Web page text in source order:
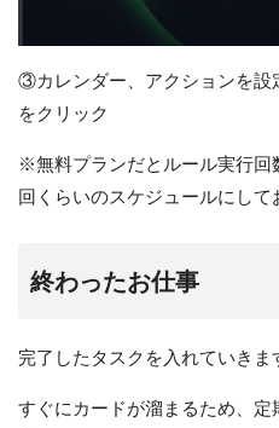
③カレンダー、アクションを設
をクリック
※無料プランだとルール実行回
回くらいのスケジュールにして
終わったお仕事
完了したタスクを入れていきま
すぐにカードが溜まるため、定